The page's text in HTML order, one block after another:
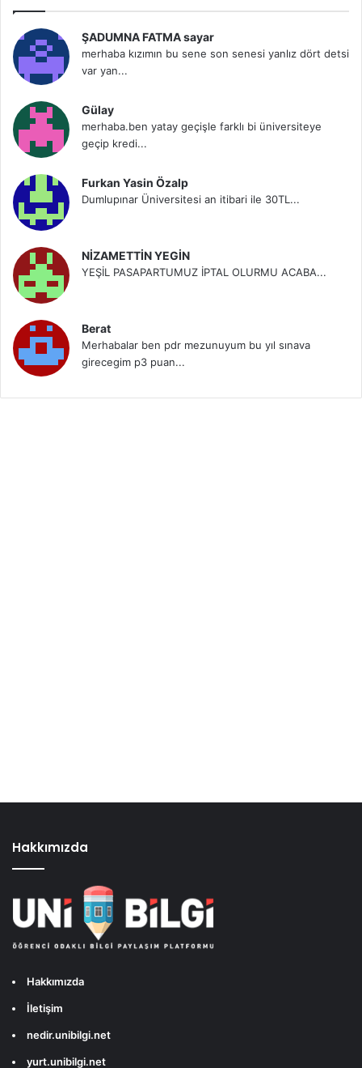
ŞADUMNA FATMA sayar
merhaba kızımın bu sene son senesi yanlız dört detsi
var yan...
Gülay
merhaba.ben yatay geçişle farklı bi üniversiteye
geçip kredi...
Furkan Yasin Özalp
Dumlupınar Üniversitesi an itibari ile 30TL...
NİZAMETTİN YEGİN
YEŞİL PASAPARTUMUZ İPTAL OLURMU ACABA...
Berat
Merhabalar ben pdr mezunuyum bu yıl sınava
girecegim p3 puan...
Hakkımızda
Hakkımızda
İletişim
nedir.unibilgi.net
yurt.unibilgi.net